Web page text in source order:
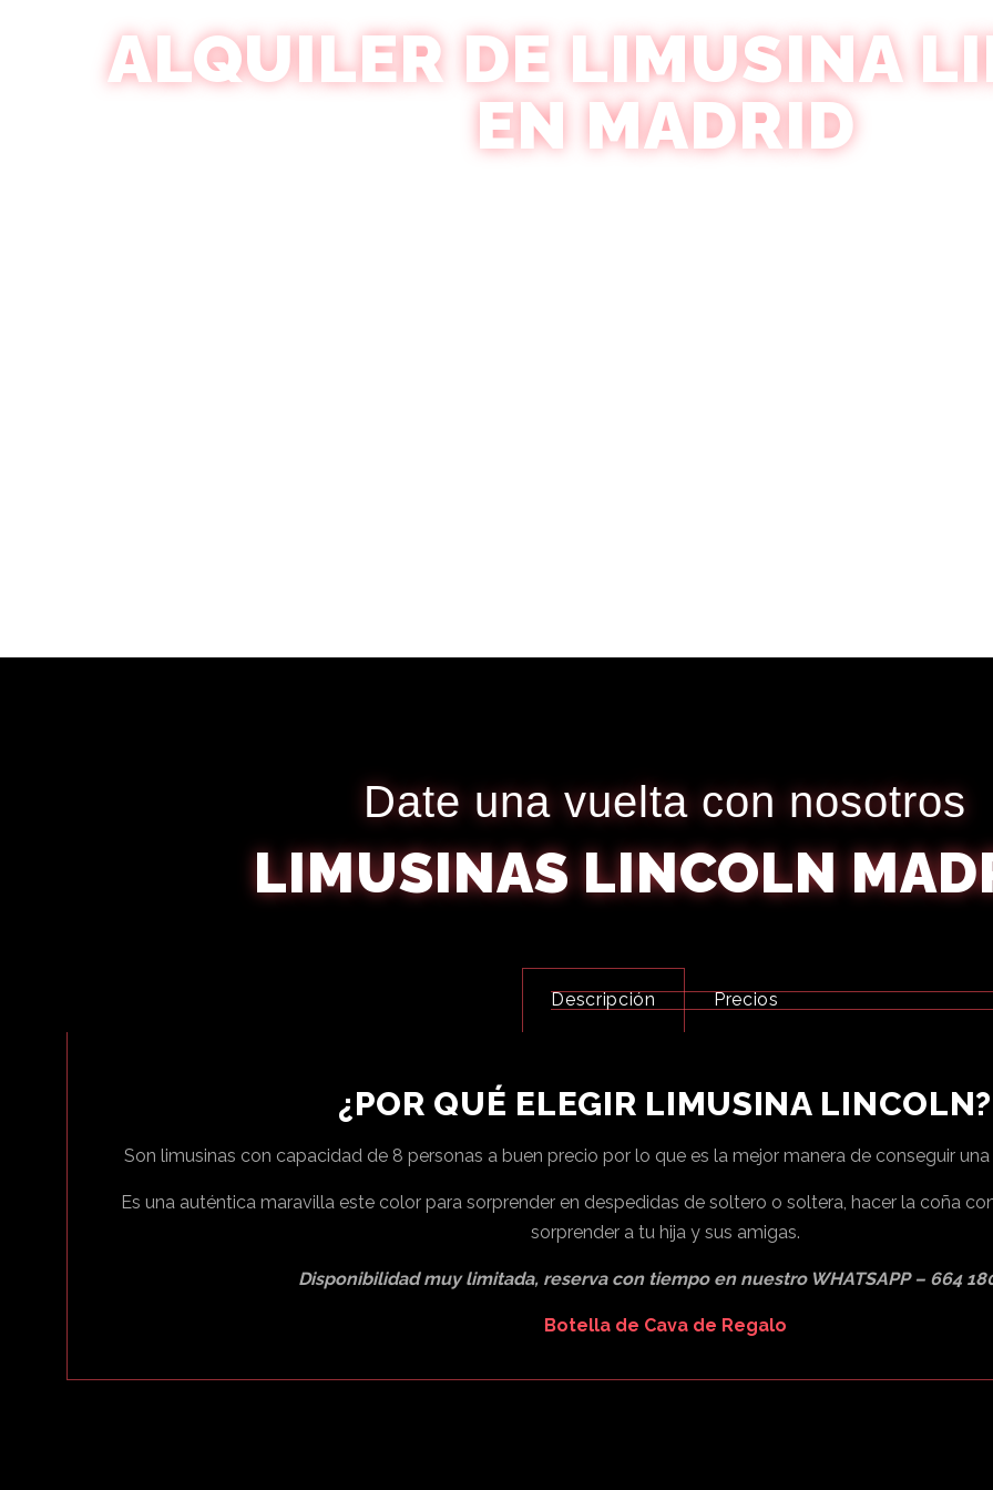
ALQUILER DE LIMUSINA
EN MADRID
Date una vuelta con nosotros
LIMUSINAS LINCOLN
Descripción Precios
¿POR QUÉ ELEGIR LIMUSINA LINCOLN?
Son limusinas con capacidad de 8 personas a buen precio por lo que es la mejor manera de conseguir
Es una auténtica maravilla este color para sorprender en despedidas de soltero o soltera, hacer la coña
sorprender a tu hija y sus amigas.
Disponibilidad muy limitada, reserva con tiempo en nuestro WHATSAPP – 664
Botella de Cava de Regalo